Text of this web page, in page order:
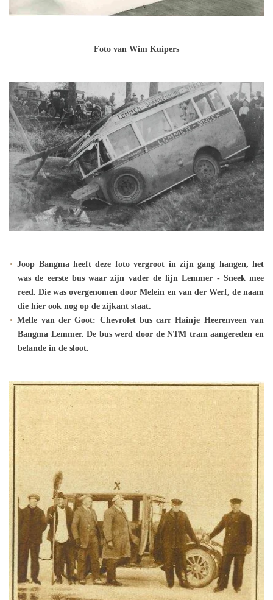
Foto van Wim Kuipers
Joop Bangma heeft deze foto vergroot in zijn gang hangen, het
was de eerste bus waar zijn vader de lijn Lemmer - Sneek mee
reed. Die was overgenomen door Melein en van der Werf, de naam
die hier ook nog op de zijkant staat.
Melle van der Goot: Chevrolet bus carr Hainje Heerenveen van
Bangma Lemmer. De bus werd door de NTM tram aangereden en
belande in de sloot.